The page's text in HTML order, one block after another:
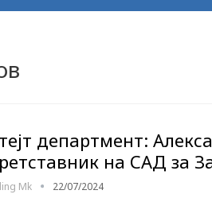
департмент:
на САД за
Mk 22/07/2024